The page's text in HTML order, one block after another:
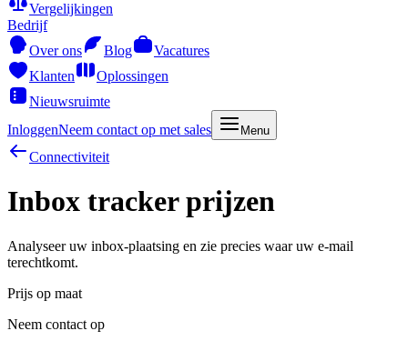
Vergelijkingen
Bedrijf
Over ons
Blog
Vacatures
Klanten
Oplossingen
Nieuwsruimte
InloggenNeem contact op met sales Menu
Connectiviteit
Inbox tracker prijzen
Analyseer uw inbox-plaatsing en zie precies waar uw e-mail
terechtkomt.
Prijs op maat
Neem contact op